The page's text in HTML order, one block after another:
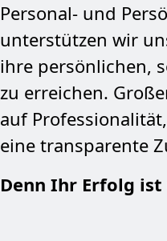
Personal- und
unterstützen wir
ihre persönlichen,
zu erreichen.
auf
eine transparente
Denn Ihr Erfolg